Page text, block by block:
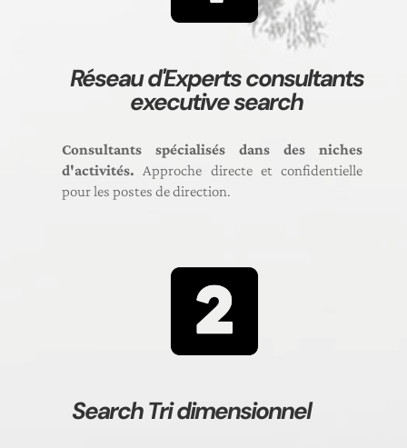
Réseau d'Experts consultants
executive search
Consultants spécialisés dans des niches
d'activités. Approche directe et confidentielle
pour les postes de direction.
Search Tri dimensionnel